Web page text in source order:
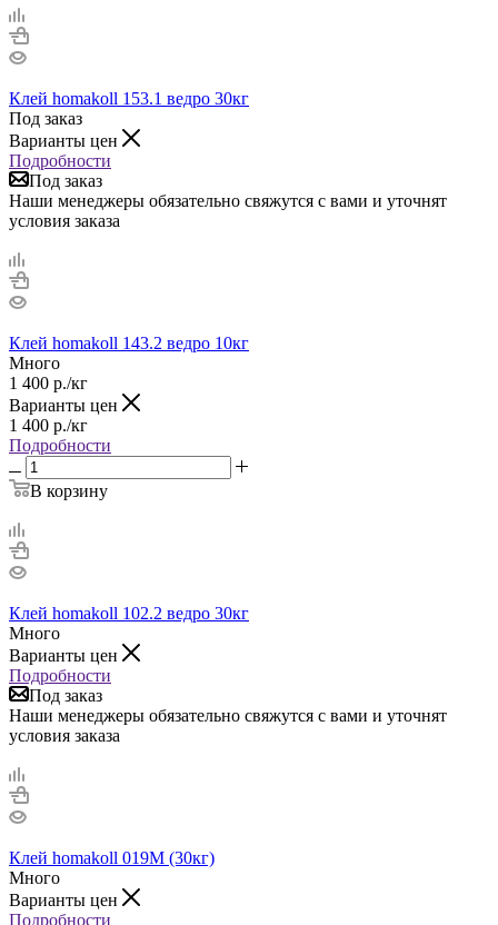
Клей homakoll 153.1 ведро 30кг
Под заказ
Варианты цен
Подробности
Под заказ
Наши менеджеры обязательно свяжутся с вами и уточнят
условия заказа
Клей homakoll 143.2 ведро 10кг
Много
1 400 р./кг
Варианты цен
1 400 р./кг
Подробности
В корзину
Клей homakoll 102.2 ведро 30кг
Много
Варианты цен
Подробности
Под заказ
Наши менеджеры обязательно свяжутся с вами и уточнят
условия заказа
Клей homakoll 019М (30кг)
Много
Варианты цен
Подробности